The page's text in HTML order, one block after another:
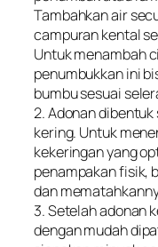
Tambahkan air
campuran kental
Untuk menambah
penumbukkan ini
bumbu sesuai
2. Adonan
kering. Untuk
kekeringan yang
penampakan fisik,
dan
3. Setelah adonan
dengan mudah